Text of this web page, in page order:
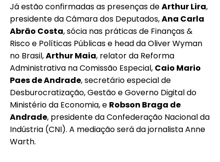
Já estão confirmadas as presenças deArthur Lira,
presidente da Câmara dos Deputados,Ana Carla
Abrão Costa, sócia nas práticas de Finanças &
Risco e Políticas Públicas e head da Oliver Wyman
no Brasil,Arthur Maia, relator da Reforma
Administrativa na Comissão Especial, Caio Mario
Paes de Andrade, secretário especial de
Desburocratização, Gestão e Governo Digital do
Ministério da Economia, e Robson Braga de
Andrade, presidente da Confederação Nacional da
Indústria (CNI). A mediação será da jornalista Anne
Warth.